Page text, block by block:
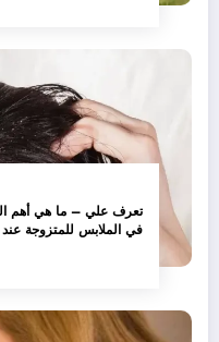
تعرف علي – ما هي أهم
في الملابس للمتزوجة